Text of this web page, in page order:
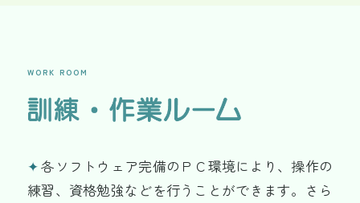
WORK ROOM
✦各ソフトウェア完備のＰＣ環境により、操作の
練習、資格勉強などを行うことができます。さら